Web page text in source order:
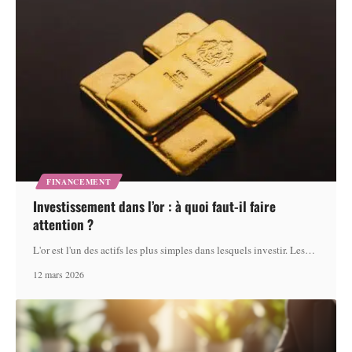
FINANCEMENT
Investissement dans l’or : à quoi faut-il faire
attention ?
L'or est l'un des actifs les plus simples dans lesquels investir. Les…
12 mars 2026